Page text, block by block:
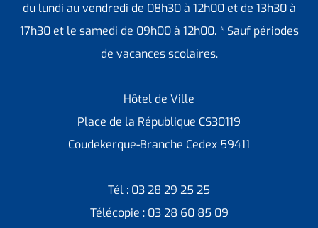
du lundi au vendredi de 08h30 à 12h00 et de 13h30 à
17h30 et le samedi de 09h00 à 12h00. * Sauf périodes
de vacances scolaires.
Hôtel de Ville
Place de la République CS30119
Coudekerque-Branche Cedex 59411
Tél : 03 28 29 25 25
Télécopie : 03 28 60 85 09